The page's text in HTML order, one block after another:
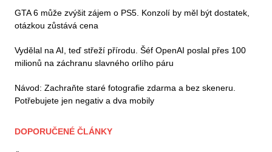
GTA 6 může zvýšit zájem o PS5. Konzolí by měl být dostatek,
otázkou zůstává cena
Vydělal na AI, teď střeží přírodu. Šéf OpenAI poslal přes 100
milionů na záchranu slavného orlího páru
Návod: Zachraňte staré fotografie zdarma a bez skeneru.
Potřebujete jen negativ a dva mobily
DOPORUČENÉ ČLÁNKY